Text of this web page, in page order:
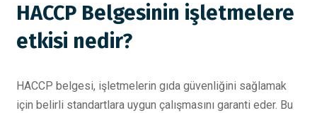
HACCP Belgesinin işletmelere
etkisi nedir?
HACCP belgesi, işletmelerin gıda güvenliğini sağlamak
için belirli standartlara uygun çalışmasını garanti eder. Bu